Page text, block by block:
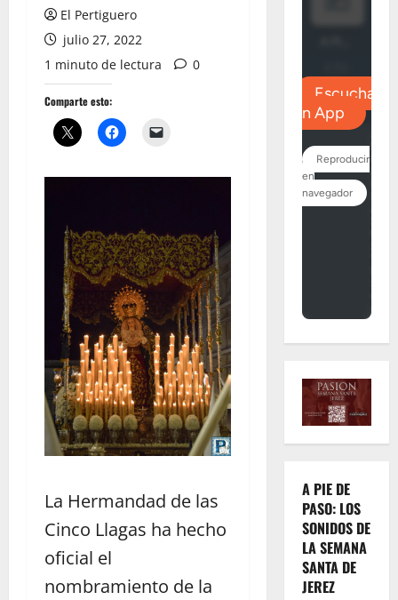
El Pertiguero
julio 27, 2022
1 minuto de lectura
0
Comparte esto:
La Hermandad de las
Cinco Llagas ha hecho
oficial el
nombramiento de la
A PIE DE
PASO: LOS
SONIDOS DE
LA SEMANA
SANTA DE
JEREZ